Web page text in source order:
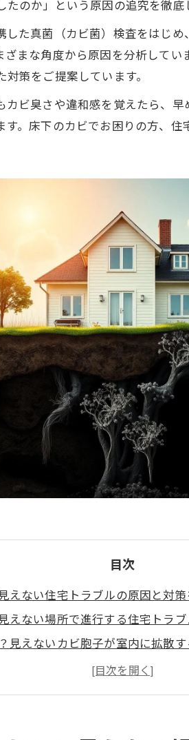
のか」という原因の追究を徹底
た真菌（カビ菌）検査をはじ
まな角度から原因を分析して
策をご提案しています。
カビ臭さや違和感を覚えたら、
。床下のカビでお困りの方、
目次
えない住宅トラブルの原因と対
えない場所で進行する住宅トラ
見えないカビ胞子が室内に拡散
？本当に大切なのは「発生原因の
い！本当に必要なのは「真菌検